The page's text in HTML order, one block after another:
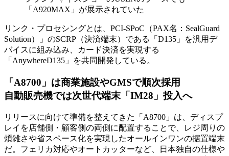
「A920MAX」が展示されていた
リンク・プロセシングとは、PCI-SPoC（PAX名：SealGuard
Solution）」のSCRP（決済端末）である「D135」を汎用デ
バイスに組み込み、カード決済を実現する
「AnywhereD135」を共同開発している。
「A8700」は商業施設やGMSで順次採用
自動販売機では次世代端末「IM28」投入へ
リリースに向けて準備を整えてきた「A8700」は、ディスプ
レイを店舗側・顧客側の両側に配置することで、レジ周りの
煩雑さや省スペース化を実現したオールインワンの据置端末
だ。フェリカ対応やオートカッターなど、日本独自の仕様や